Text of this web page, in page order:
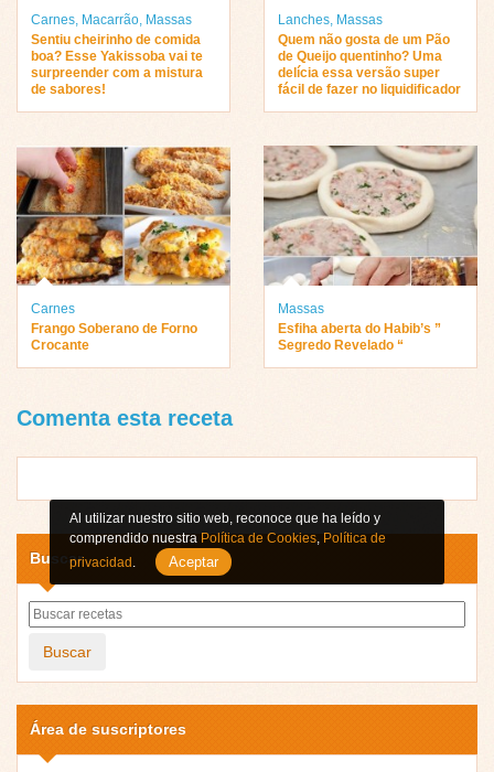
Carnes, Macarrão, Massas
Sentiu cheirinho de comida
boa? Esse Yakissoba vai te
surpreender com a mistura
de sabores!
Lanches, Massas
Quem não gosta de um Pão
de Queijo quentinho? Uma
delícia essa versão super
fácil de fazer no liquidificador
Carnes
Frango Soberano de Forno
Crocante
Massas
Esfiha aberta do Habib’s ”
Segredo Revelado “
Comenta esta receta
Buscar
Buscar
Área de suscriptores
Al utilizar nuestro sitio web, reconoce que ha leído y
comprendido nuestra Política de Cookies, Política de
privacidad . Aceptar